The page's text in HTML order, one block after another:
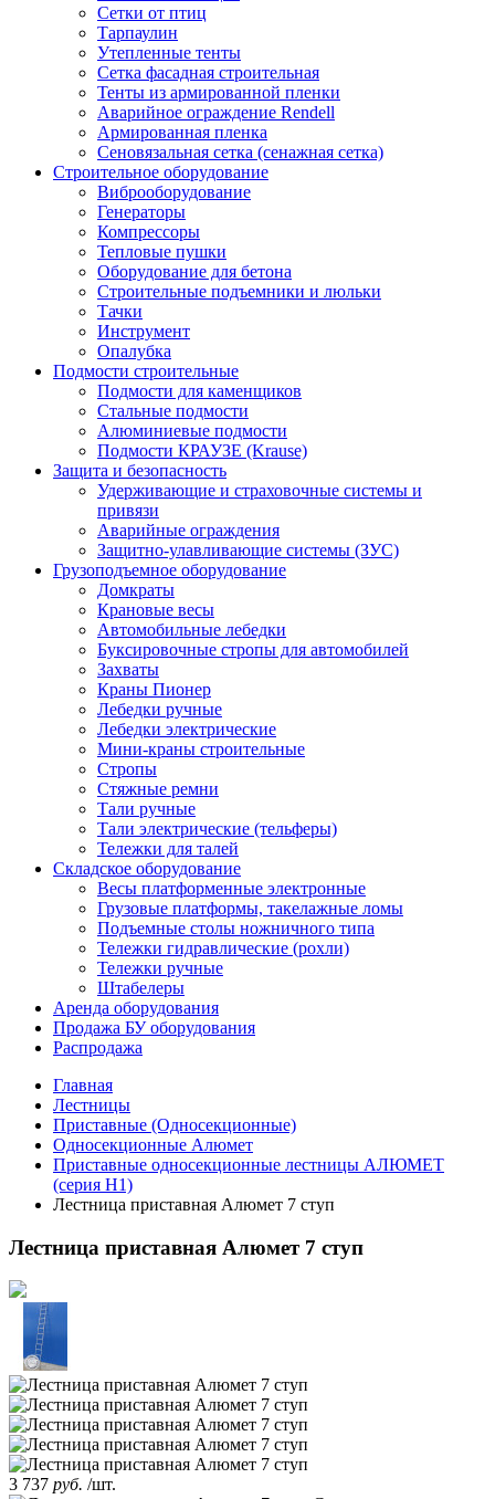
Сетки от птиц
Тарпаулин
Утепленные тенты
Сетка фасадная строительная
Тенты из армированной пленки
Аварийное ограждение Rendell
Армированная пленка
Сеновязальная сетка (сенажная сетка)
Строительное оборудование
Виброоборудование
Генераторы
Компрессоры
Тепловые пушки
Оборудование для бетона
Строительные подъемники и люльки
Тачки
Инструмент
Опалубка
Подмости строительные
Подмости для каменщиков
Стальные подмости
Алюминиевые подмости
Подмости КРАУЗЕ (Krause)
Защита и безопасность
Удерживающие и страховочные системы и
привязи
Аварийные ограждения
Защитно-улавливающие системы (ЗУС)
Грузоподъемное оборудование
Домкраты
Крановые весы
Автомобильные лебедки
Буксировочные стропы для автомобилей
Захваты
Краны Пионер
Лебедки ручные
Лебедки электрические
Мини-краны строительные
Стропы
Стяжные ремни
Тали ручные
Тали электрические (тельферы)
Тележки для талей
Складское оборудование
Весы платформенные электронные
Грузовые платформы, такелажные ломы
Подъемные столы ножничного типа
Тележки гидравлические (рохли)
Тележки ручные
Штабелеры
Аренда оборудования
Продажа БУ оборудования
Распродажа
Главная
Лестницы
Приставные (Односекционные)
Односекционные Алюмет
Приставные односекционные лестницы АЛЮМЕТ
(серия H1)
Лестница приставная Алюмет 7 ступ
Лестница приставная Алюмет 7 ступ
3 737 руб. /шт.